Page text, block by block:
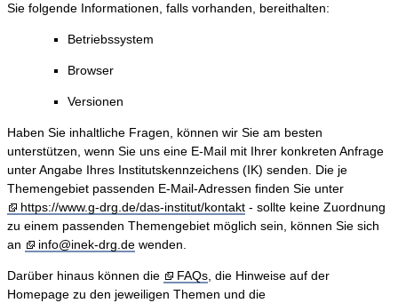
Sie folgende Informationen, falls vorhanden, bereithalten:
Betriebssystem
Browser
Versionen
Haben Sie inhaltliche Fragen, können wir Sie am besten
unterstützen, wenn Sie uns eine E-Mail mit Ihrer konkreten Anfrage
unter Angabe Ihres Institutskennzeichens (IK) senden. Die je
Themengebiet passenden E-Mail-Adressen finden Sie unter
https://www.g-drg.de/das-institut/kontakt - sollte keine Zuordnung
zu einem passenden Themengebiet möglich sein, können Sie sich
an
info@inek-drg.de wenden.
Darüber hinaus können die FAQs, die Hinweise auf der
Homepage zu den jeweiligen Themen und die